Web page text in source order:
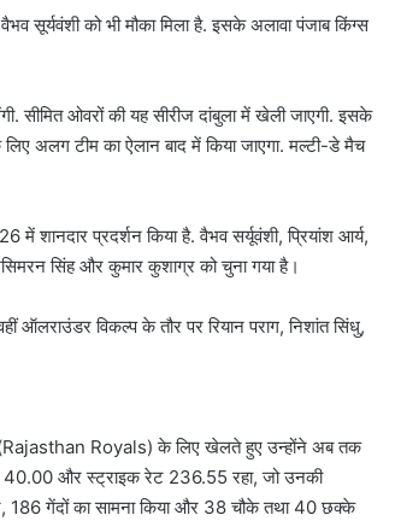
सूर्यवंशी को भी मौका मिला है. इसके अलावा पंजाब किंग्स
सीमित ओवरों की यह सीरीज दांबुला में खेली जाएगी. इसके
अलग टीम का ऐलान बाद में किया जाएगा. मल्टी-डे मैच
शानदार प्रदर्शन किया है. वैभव सर्यूवंशी, प्रियांश आर्य,
सिंह और कुमार कुशाग्र को चुना गया है।
ऑलराउंडर विकल्प के तौर पर रियान पराग, निशांत सिंधु,
(Rajasthan Royals) के लिए खेलते हुए उन्होंने अब तक
40.00 और स्ट्राइक रेट 236.55 रहा, जो उनकी
186 गेंदों का सामना किया और 38 चौके तथा 40 छक्के